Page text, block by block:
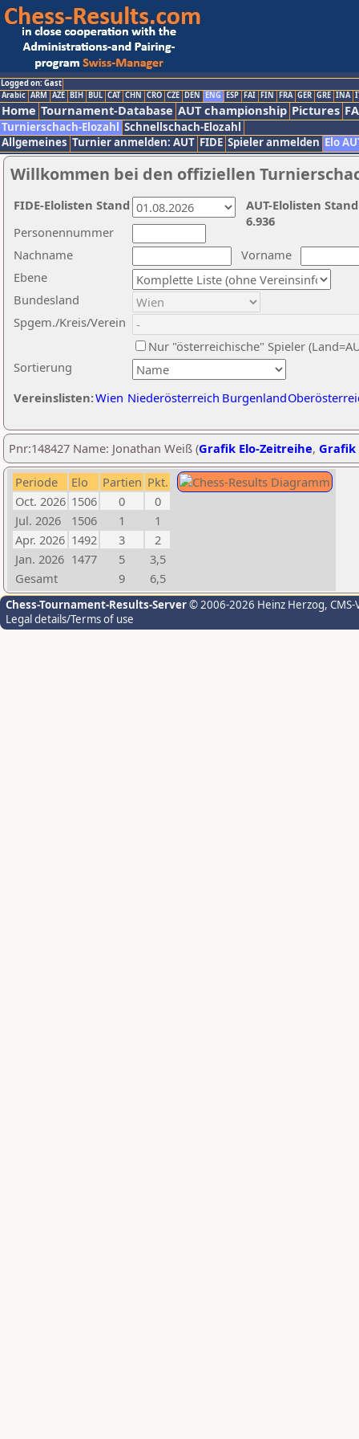
Logged on: Gast
Arabic ARM AZE BIH BUL CAT CHN CRO CZE DEN ENG ESP FAI FIN FRA GER GRE INA
Home Tournament-Database AUT championship Pictures
Turnierschach-Elozahl Schnellschach-Elozahl
Allgemeines Turnier anmelden: AUT FIDE Spieler anmelden Elo
Willkommen bei den offiziellen
Nachname
Vorname
Ebene
Sortierung
Personennummer
Bundesland
Spgem./Kreis/Verein
Nur "österreichische" Spieler
Vereinslisten:Wien Niederösterreich Burgenland
AUT-Elolisten
6.936
FIDE-Elolisten Stand
Pnr:148427 Name: Jonathan Weiß (Grafik Elo-Zeitreihe, Grafik
Periode Elo Partien Pkt.
Oct. 2026 1506 0
0
Jul. 2026
1506 1
1
Apr. 2026 1492 3
2
Jan. 2026 1477 5
3,5
Gesamt
9 6,5
Chess-Tournament-Results-Server© 2006-2026 Heinz Herzog,
Legal details/Terms of use